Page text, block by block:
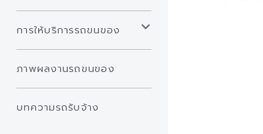
การให้บริการรถขนของ
ภาพผลงานรถขนของ
บทความรถรับจ้าง